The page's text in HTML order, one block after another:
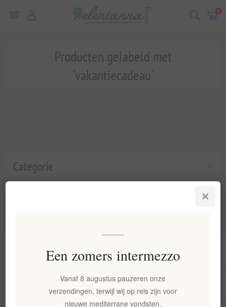
0
Categorie
Producten gelabeld met
'vakantiecadeau'
Informatie
Mijn account
Een zomers intermezzo
Vanaf 8 augustus pauzeren onze
verzendingen, terwijl wij op reis zijn voor
nieuwe mediterrane vondsten.